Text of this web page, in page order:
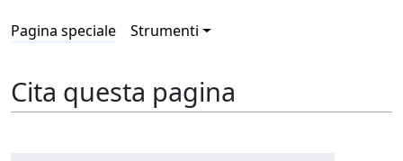
Pagina speciale Strumenti
Cita questa pagina